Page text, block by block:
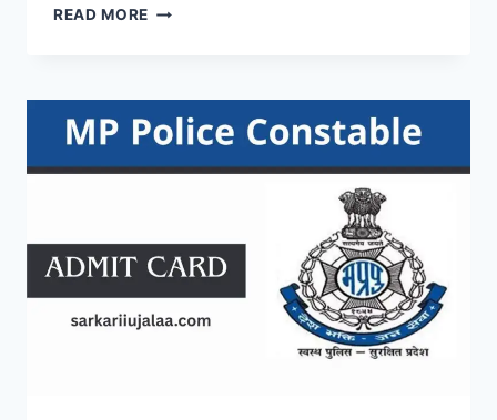
READ MORE NHPC
CARD
2026
@NHPCINDIA.COM